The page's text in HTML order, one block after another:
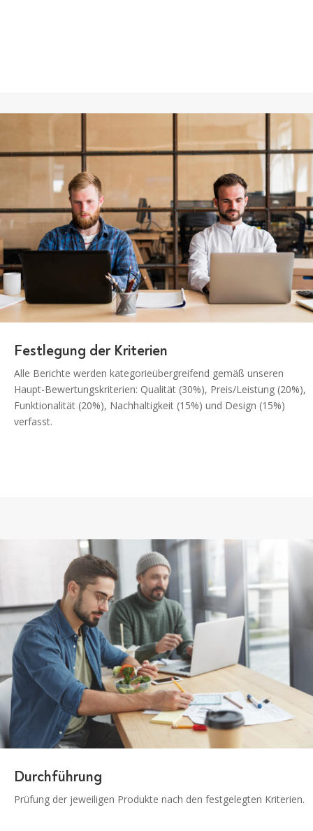
Festlegung der Kriterien
Alle Berichte werden kategorieübergreifend gemäß unseren
Haupt-Bewertungskriterien: Qualität (30%), Preis/Leistung (20%),
Funktionalität (20%), Nachhaltigkeit (15%) und Design (15%)
verfasst.
Durchführung
Prüfung der jeweiligen Produkte nach den festgelegten Kriterien.